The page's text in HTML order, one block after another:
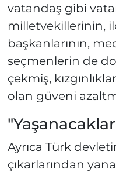
vatandaş gibi
milletvekillerinin,
başkanlarının,
seçmenlerin de
çekmiş,
olan güveni
Ayrıca Türk
çıkarlarından